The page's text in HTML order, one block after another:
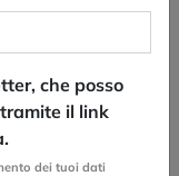
i passi alpini sono
e, in molti
di più.
abbiamo avuto
in brevi
che posso
il link
dei tuoi dati